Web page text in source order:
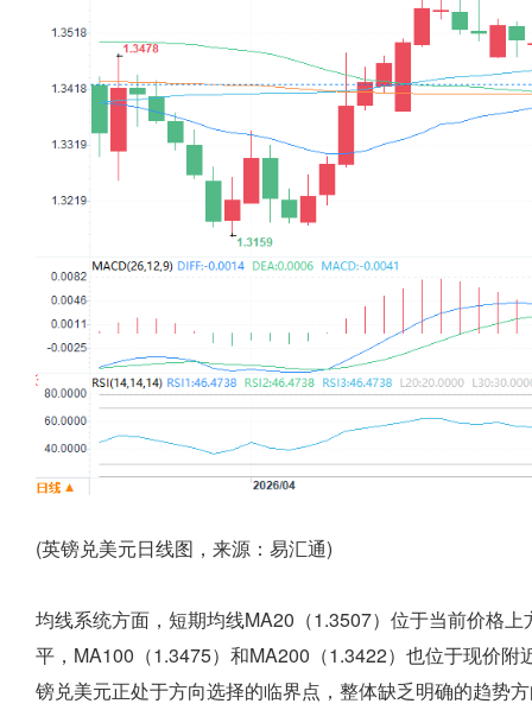
(英镑兑美元日线图，来源：易汇通)
均线系统方面，短期均线MA20（1.3507）位于当前价格
平，MA100（1.3475）和MA200（1.3422）也位于现价附
镑兑美元正处于方向选择的临界点，整体缺乏明确的趋势